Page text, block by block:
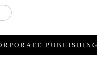
PUBLISHING